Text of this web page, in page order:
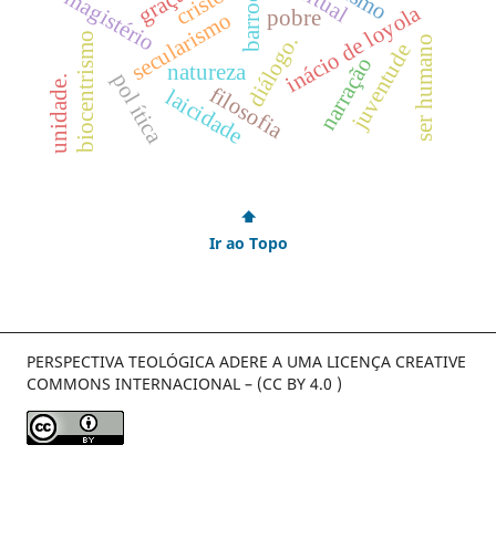
diálogo.inácio de loyola
narração
barroco
natureza
filosofia
magistériosecularismo
biocentrismo juventude
pol ítica
pobre
unidade. laicidade ser humano
⬆
Ir ao Topo
PERSPECTIVA TEOLÓGICA ADERE A UMA LICENÇA CREATIVE
COMMONS INTERNACIONAL – (CC BY 4.0 )